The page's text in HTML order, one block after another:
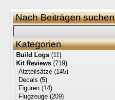
Nach Beiträgen suchen
Kategorien
Build Logs (11)
Kit Reviews (719)
Ätzteilsätze (145)
Decals (5)
Figuren (14)
Flugzeuge (209)